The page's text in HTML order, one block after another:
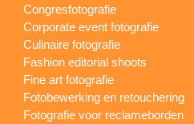
Congresfotografie
Corporate event fotografie
Culinaire fotografie
Fashion editorial shoots
Fine art fotografie
Fotobewerking en retouchering
Fotografie voor reclameborden